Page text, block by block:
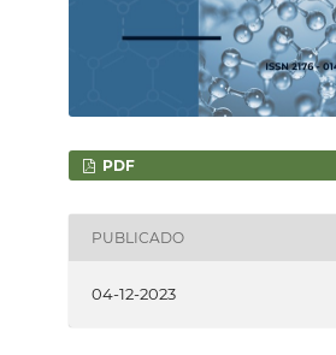
PDF
PUBLICADO
04-12-2023